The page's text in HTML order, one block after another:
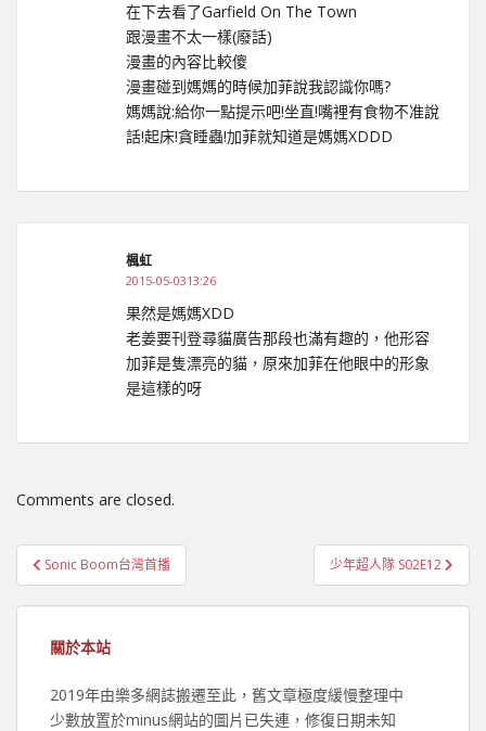
在下去看了Garfield On The Town
跟漫畫不太一樣(廢話)
漫畫的內容比較傻
漫畫碰到媽媽的時候加菲說我認識你嗎?
媽媽說:給你一點提示吧!坐直!嘴裡有食物不准說
話!起床!貪睡蟲!加菲就知道是媽媽XDDD
楓虹
2015-05-0313:26
果然是媽媽XDD
老姜要刊登尋貓廣告那段也滿有趣的，他形容
加菲是隻漂亮的貓，原來加菲在他眼中的形象
是這樣的呀
Comments are closed.
文
章
導
Sonic Boom台灣首播 少年超人隊 S02E12
關於本站
2019年由樂多網誌搬遷至此，舊文章極度緩慢整理中
少數放置於minus網站的圖片已失連，修復日期未知